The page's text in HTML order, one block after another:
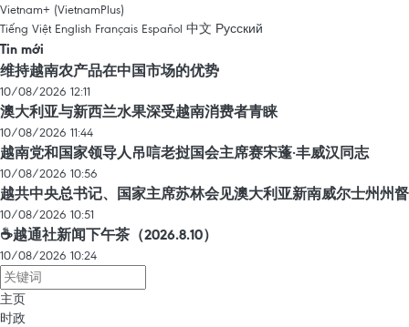
Vietnam+ (VietnamPlus)
Tiếng Việt English Français Español 中文 Русский
Tin mới
维持越南农产品在中国市场的优势
10/08/2026 12:11
澳大利亚与新西兰水果深受越南消费者青睐
10/08/2026 11:44
越南党和国家领导人吊唁老挝国会主席赛宋蓬·丰威汉同志
10/08/2026 10:56
越共中央总书记、国家主席苏林会见澳大利亚新南威尔士州州督
10/08/2026 10:51
☕️越通社新闻下午茶（2026.8.10）
10/08/2026 10:24
主页
时政